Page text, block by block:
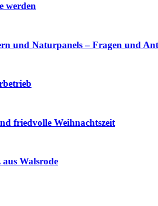
werden
und Naturpanels – Fragen und
friedvolle Weihnachtszeit
Walsrode